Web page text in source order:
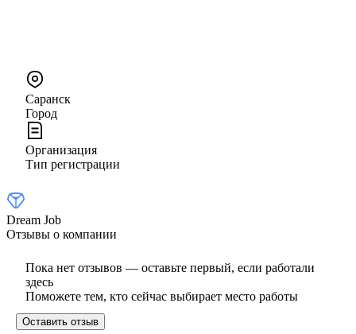
Саранск
Город
Организация
Тип регистрации
Dream Job
Отзывы о компании
Пока нет отзывов — оставьте первый, если работали
здесь
Поможете тем, кто сейчас выбирает место работы
Оставить отзыв